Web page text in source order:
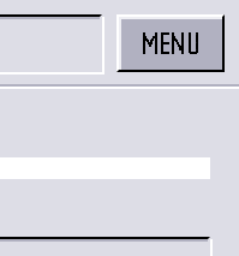
MENU